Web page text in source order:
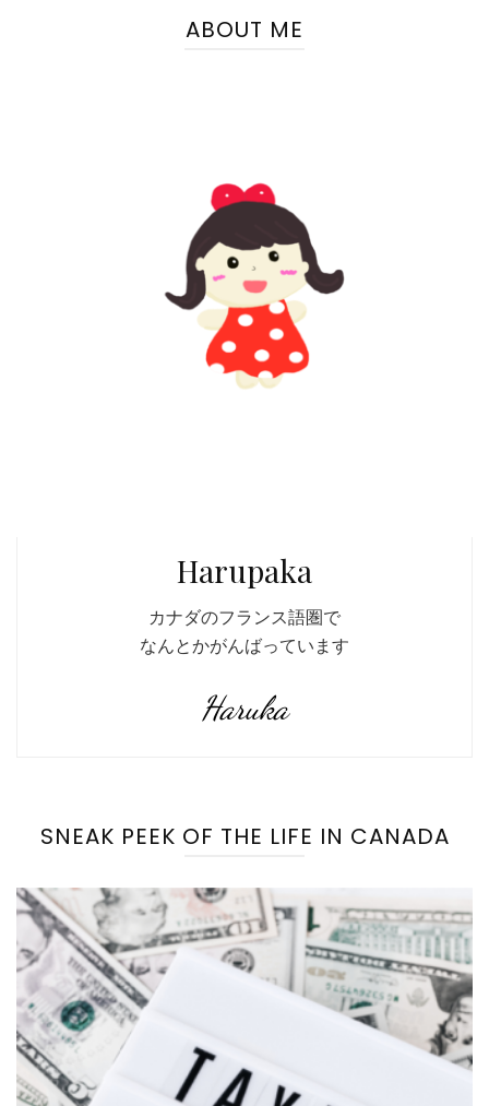
ABOUT ME
Harupaka
カナダのフランス語圏で
なんとかがんばっています
Haruka
SNEAK PEEK OF THE LIFE IN CANADA